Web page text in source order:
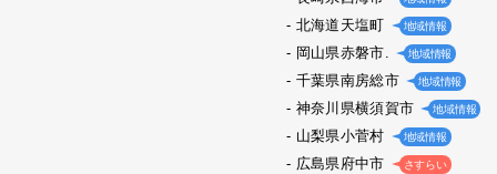
北海道天塩町 地域情報
岡山県赤磐市. 地域情報
千葉県南房総市 地域情報
神奈川県横須賀市 地域情報
山梨県小菅村 地域情報
広島県府中市 さすらい